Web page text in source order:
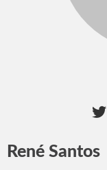
René Santos